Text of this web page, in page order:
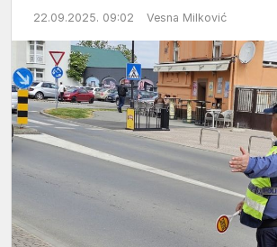
22.09.2025. 09:02 Vesna Milković